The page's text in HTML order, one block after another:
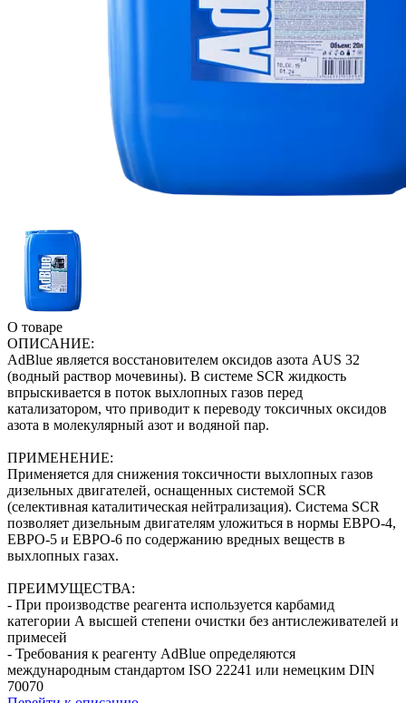
О товаре
ОПИСАНИЕ:
AdBlue является восстановителем оксидов азота AUS 32
(водный раствор мочевины). В системе SCR жидкость
впрыскивается в поток выхлопных газов перед
катализатором, что приводит к переводу токсичных оксидов
азота в молекулярный азот и водяной пар.
ПРИМЕНЕНИЕ:
Применяется для снижения токсичности выхлопных газов
дизельных двигателей, оснащенных системой SCR
(селективная каталитическая нейтрализация). Система SCR
позволяет дизельным двигателям уложиться в нормы ЕВРО-4,
ЕВРО-5 и ЕВРО-6 по содержанию вредных веществ в
выхлопных газах.
ПРЕИМУЩЕСТВА:
- При производстве реагента используется карбамид
категории А высшей степени очистки без антислеживателей и
примесей
- Требования к реагенту AdBlue определяются
международным стандартом ISO 22241 или немецким DIN
70070